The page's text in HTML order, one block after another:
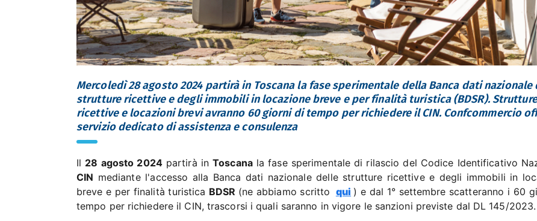
Mercoledì 28 agosto 2024 partirà in Toscana la fase sperimentale della Banca dati nazionale
strutture ricettive e degli immobili in locazione breve e per finalità turistica (BDSR). Strutture
ricettive e locazioni brevi avranno 60 giorni di tempo per richiedere il CIN. Confcommercio
servizio dedicato di assistenza e consulenza
Il 28 agosto 2024partirà inToscanala fase sperimentale di rilascio del Codice Identificativo
CIN mediante l'accesso alla Banca dati nazionale delle strutture ricettive e degli immobili in
breve e per finalità turistica BDSR (ne abbiamo scritto qui ) e dal 1° settembre scatteranno i 60
tempo per richiedere il CIN, trascorsi i quali saranno in vigore le sanzioni previste dal DL 145/2023.